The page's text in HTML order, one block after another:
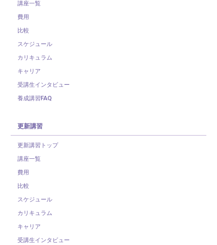
講座一覧
費用
比較
スケジュール
カリキュラム
キャリア
受講生インタビュー
養成講習FAQ
更新講習
更新講習トップ
講座一覧
費用
比較
スケジュール
カリキュラム
キャリア
受講生インタビュー